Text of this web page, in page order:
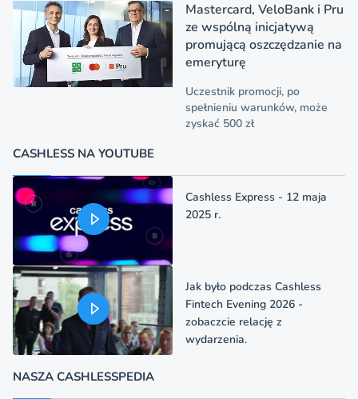
Mastercard, VeloBank i Pru
ze wspólną inicjatywą
promującą oszczędzanie na
emeryturę
Uczestnik promocji, po
spełnieniu warunków, może
zyskać 500 zł
CASHLESS NA YOUTUBE
Cashless Express - 12 maja
2025 r.
Jak było podczas Cashless
Fintech Evening 2026 -
zobaczcie relację z
wydarzenia.
NASZA CASHLESSPEDIA